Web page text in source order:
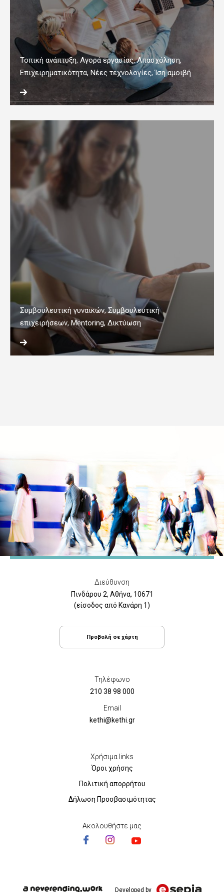
Τοπική ανάπτυξη, Αγορά εργασίας, Απασχόληση,
Επιχειρηματικότητα, Νέες τεχνολογίες, Ίση αμοιβή
Συμβουλευτική γυναικών, Συμβουλευτική
επιχειρήσεων, Mentoring, Δικτύωση
Διεύθυνση
Πινδάρου 2, Αθήνα, 10671
(είσοδος από Κανάρη 1)
Προβολή σε χάρτη
Τηλέφωνο
210 38 98 000
Email
kethi@kethi.gr
Χρήσιμα links
Όροι χρήσης
Πολιτική απορρήτου
Δήλωση Προσβασιμότητας
Ακολουθήστε μας
Developed by